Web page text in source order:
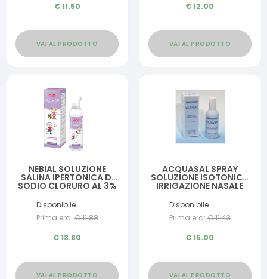
€11.50
VAI AL PRODOTTO
€12.00
VAI AL PRODOTTO
NEBIAL SOLUZIONE
SALINA IPERTONICA DI
SODIO CLORURO AL 3%
IALURONICO SPRAY
NASALE 100 ML
Disponibile
Prima era: €11.88
€13.80
VAI AL PRODOTTO
ACQUASAL SPRAY
SOLUZIONE ISOTONICA
IRRIGAZIONE NASALE
Disponibile
Prima era: €11.43
€15.00
VAI AL PRODOTTO